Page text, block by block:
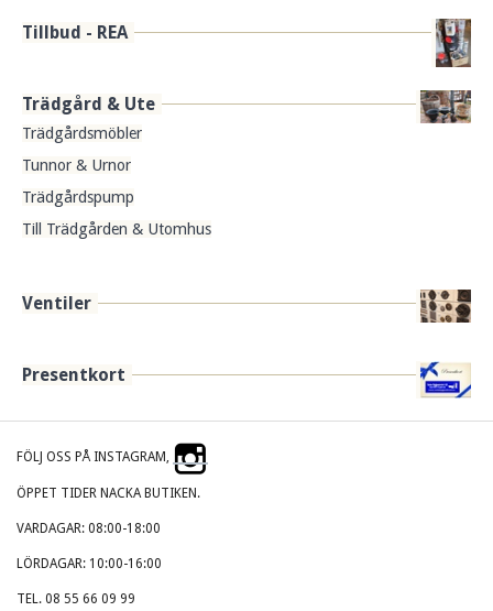
Tillbud - REA
Trädgård & Ute
Trädgårdsmöbler
Tunnor & Urnor
Trädgårdspump
Till Trädgården & Utomhus
Ventiler
Presentkort
FÖLJ OSS PÅ INSTAGRAM,
ÖPPET TIDER NACKA BUTIKEN.
VARDAGAR: 08:00-18:00
LÖRDAGAR: 10:00-16:00
TEL. 08 55 66 09 99